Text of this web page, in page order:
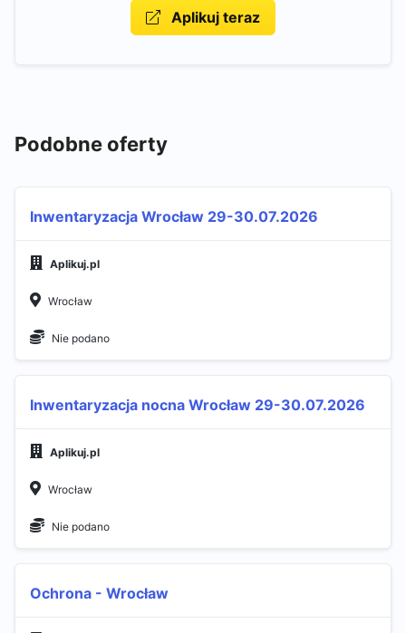
Aplikuj teraz
Podobne oferty
Inwentaryzacja Wrocław 29-30.07.2026
Aplikuj.pl
Wrocław
Nie podano
Inwentaryzacja nocna Wrocław 29-30.07.2026​
Aplikuj.pl
Wrocław
Nie podano
Ochrona - Wrocław